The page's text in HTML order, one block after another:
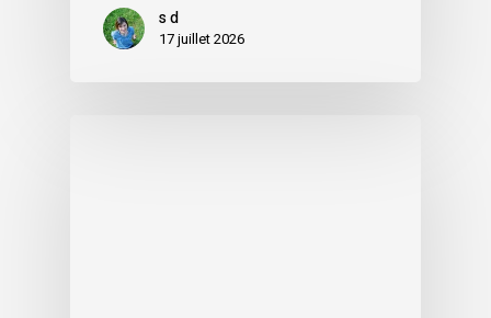
s d
17 juillet 2026